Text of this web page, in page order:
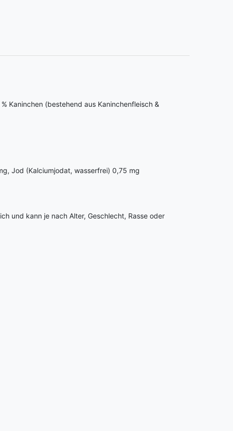
Kaninchen (bestehend aus Kaninchenfleisch &
Jod (Kalciumjodat, wasserfrei) 0,75 mg
und kann je nach Alter, Geschlecht, Rasse oder